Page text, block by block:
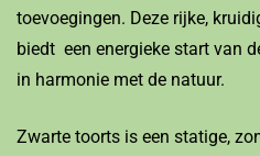
toevoegingen. Deze rijke,
biedt een energieke start van
in harmonie met de natuur.
Zwarte toorts is een statige,